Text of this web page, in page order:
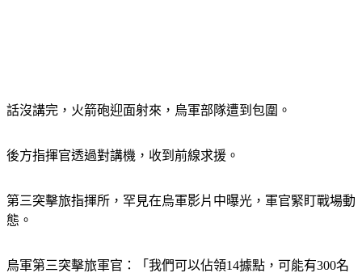
話沒講完，火箭砲迎面射來，烏軍部隊遭到包圍。
後方指揮官透過對講機，收到前線求援。
第三突擊旅指揮所，罕見在烏軍影片中曝光，軍官緊盯戰場動
態。
烏軍第三突擊旅軍官：「我們可以佔領14據點，可能有300名